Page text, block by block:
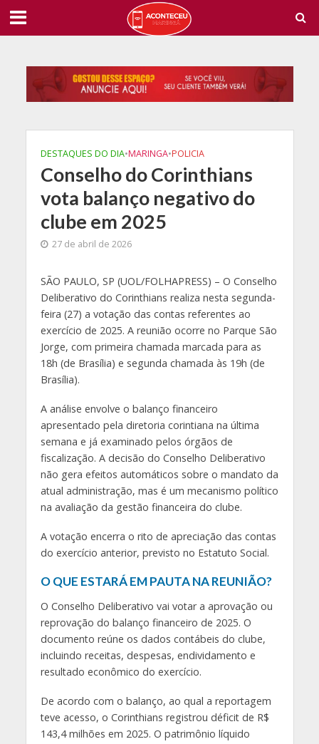
DESTAQUES DO DIA•MARINGA•POLICIA
Conselho do Corinthians
vota balanço negativo do
clube em 2025
27 de abril de 2026
SÃO PAULO, SP (UOL/FOLHAPRESS) – O Conselho
Deliberativo do Corinthians realiza nesta segunda-
feira (27) a votação das contas referentes ao
exercício de 2025. A reunião ocorre no Parque São
Jorge, com primeira chamada marcada para as
18h (de Brasília) e segunda chamada às 19h (de
Brasília).
A análise envolve o balanço financeiro
apresentado pela diretoria corintiana na última
semana e já examinado pelos órgãos de
fiscalização. A decisão do Conselho Deliberativo
não gera efeitos automáticos sobre o mandato da
atual administração, mas é um mecanismo político
na avaliação da gestão financeira do clube.
A votação encerra o rito de apreciação das contas
do exercício anterior, previsto no Estatuto Social.
O QUE ESTARÁ EM PAUTA NA REUNIÃO?
O Conselho Deliberativo vai votar a aprovação ou
reprovação do balanço financeiro de 2025. O
documento reúne os dados contábeis do clube,
incluindo receitas, despesas, endividamento e
resultado econômico do exercício.
De acordo com o balanço, ao qual a reportagem
teve acesso, o Corinthians registrou déficit de R$
143,4 milhões em 2025. O patrimônio líquido